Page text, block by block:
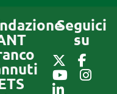
Seguici
su